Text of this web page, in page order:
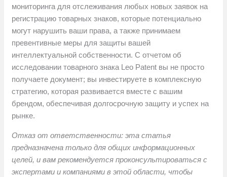
мониторинга для отслеживания любых новых заявок на
регистрацию товарных знаков, которые потенциально
могут нарушить ваши права, а также принимаем
превентивные меры для защиты вашей
интеллектуальной собственности. С отчетом об
исследовании товарного знака Leo Patent вы не просто
получаете документ; вы инвестируете в комплексную
стратегию, которая развивается вместе с вашим
брендом, обеспечивая долгосрочную защиту и успех на
рынке.
Отказ от ответственности: эта статья
предназначена только для общих информационных
целей, и вам рекомендуется проконсультироваться с
экспертами и компаниями в этой области, чтобы